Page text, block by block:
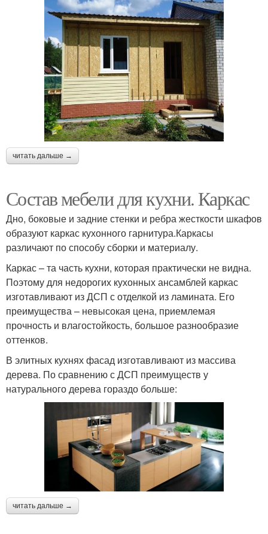
читать дальше →
Состав мебели для кухни. Каркас
Дно, боковые и задние стенки и ребра жесткости шкафов
образуют каркас кухонного гарнитура.Каркасы
различают по способу сборки и материалу.
Каркас – та часть кухни, которая практически не видна.
Поэтому для недорогих кухонных ансамблей каркас
изготавливают из ДСП с отделкой из ламината. Его
преимущества – невысокая цена, приемлемая
прочность и влагостойкость, большое разнообразие
оттенков.
В элитных кухнях фасад изготавливают из массива
дерева. По сравнению с ДСП преимуществ у
натурального дерева гораздо больше:
читать дальше →